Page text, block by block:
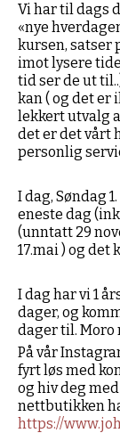
Vi har til dags
«nye
kursen, satser
imot lysere
tid ser de ut
kan ( og deter
lekkert utvalg
det er det vårt
personlig
I dag, Søndag
eneste dag
(unntatt 29
17.mai ) og det
I dag har vi 1
dager, og
dager til. Moro
På vår
fyrt løs med
og hiv deg
nettbutikken
https://